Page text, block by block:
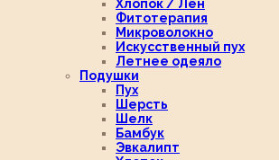
Хлопок / Лен
Фитотерапия
Микроволокно
Искусственный пух
Летнее одеяло
Подушки
Пух
Шерсть
Шелк
Бамбук
Эвкалипт